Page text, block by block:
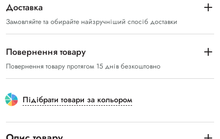
Доставка
Замовляйте та обирайте найзручніший спосіб доставки
Повернення товару
Повернення товару протягом 15 днів безкоштовно
Підібрати товари за кольором